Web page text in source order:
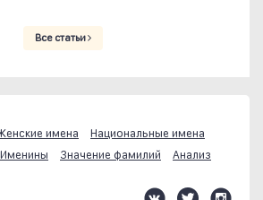
Все статьи
имена
Национальные имена
Именины Значение фамилий
Анализ